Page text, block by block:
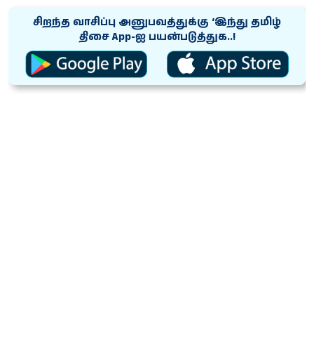
சிறந்த வாசிப்பு அனுபவத்துக்கு ‘இந்து தமிழ்
திசை App-ஐ பயன்படுத்துக..!